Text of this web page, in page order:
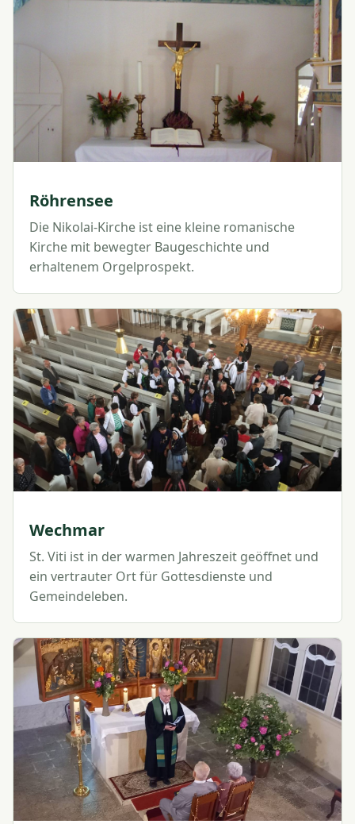
Röhrensee
Die Nikolai-Kirche ist eine kleine romanische
Kirche mit bewegter Baugeschichte und
erhaltenem Orgelprospekt.
Wechmar
St. Viti ist in der warmen Jahreszeit geöffnet und
ein vertrauter Ort für Gottesdienste und
Gemeindeleben.